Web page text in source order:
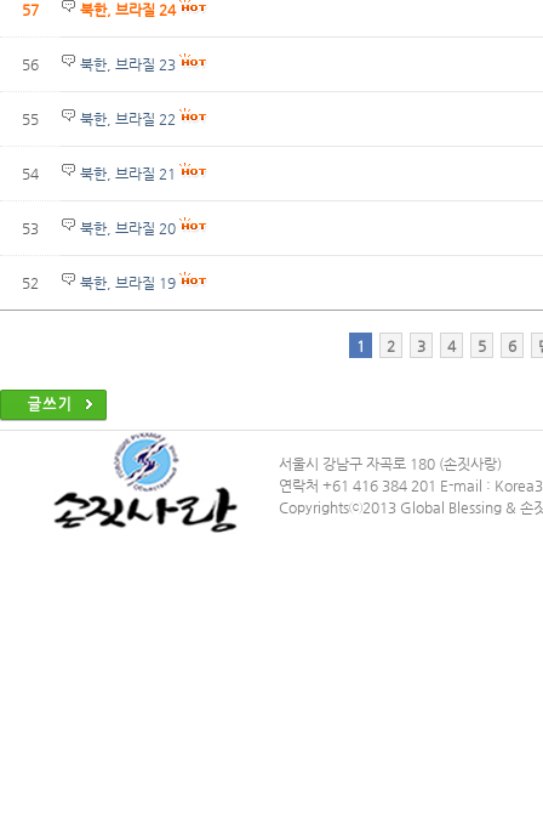
57 북한, 브라질 24
56 북한, 브라질 23
55 북한, 브라질 22
54 북한, 브라질 21
53 북한, 브라질 20
52 북한, 브라질 19
1 2 3 4 5 6
서울시 강남구 자곡로 180 (손짓사랑)
연락처 +61 416 384 201 E-mail :
Copyrightsⓒ2013 Global Blessing & 손